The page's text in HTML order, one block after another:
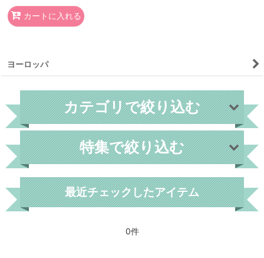
カートに入れる
ヨーロッパ
カテゴリで絞り込む
外国切手 特集で絞り込む
世界各国 最近チェックしたアイテム
0件